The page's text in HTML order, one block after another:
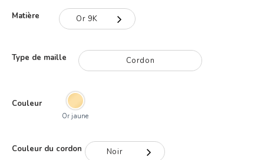
Matière Or 9K
Or 18K
Type de maille Cordon
Couleur
Or jaune
Couleur du cordon Noir